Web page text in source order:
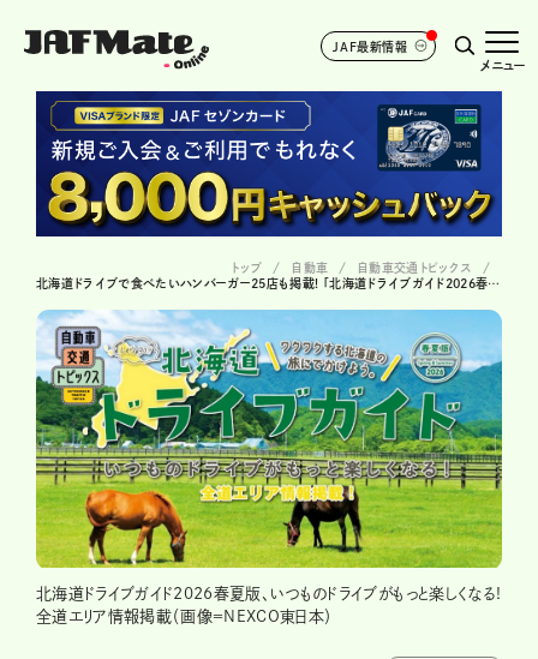
JAF最新情報
メニュー
トップ 自動車
自動車交通トピックス
北海道ドライブで食べたいハンバーガー25店も掲載! 「北海道ドライブガイド2026春夏版」無料配布中
北海道ドライブガイド2026春夏版、いつものドライブがもっと楽しくなる!
全道エリア情報掲載（画像＝NEXCO東日本）